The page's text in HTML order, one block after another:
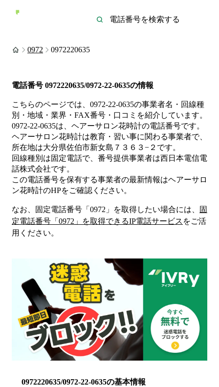
0972 0972220635
電話番号 0972220635/0972-22-0635の情報
こちらのページでは、 0972-22-0635の事業者名・回線種
別・地域・業界・FAX番号・口コミを紹介しています。
0972-22-0635は、 ヘアーサロン花時計の電話番号です。
ヘアーサロン花時計は教育・習い事に関わる事業者で、
所在地は大分県佐伯市新女島７３６３−２ です。
回線種別は固定電話で、番号提供事業者は西日本電信電
話株式会社です。
この電話番号を保有する事業者の最新情報はヘアーサロ
ン花時計のHPをご確認ください。
なお、固定電話番号「 0972 」を取得したい場合には、
固
定電話番号「 0972 」を取得できるIP電話サービス をご活
用ください。
0972220635/0972-22-0635の基本情報